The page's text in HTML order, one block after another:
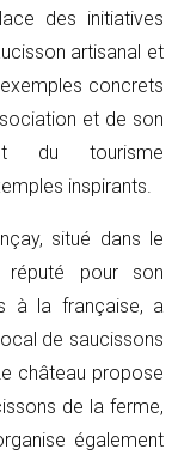
des initiatives
artisanal et
concrets
et de son
du tourisme
inspirants.
situé dans le
réputé pour son
à la française, a
de saucissons
château propose
de la ferme,
également